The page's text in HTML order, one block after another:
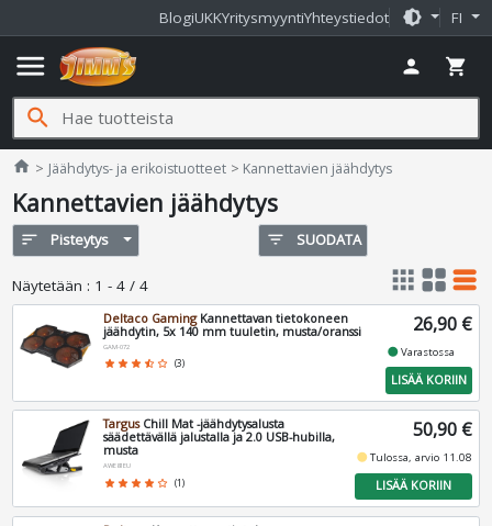
BlogiUKKYritysmyyntiYhteystiedot brightness_medium FI
menu person shopping_cart
search
home Jimms.fi
Jäähdytys- ja erikoistuotteet Kannettavien jäähdytys
Kannettavien jäähdytys
sort Pisteytys filter_list SUODATA
Näytetään : 1 - 4 / 4 apps grid_view table_rows
Deltaco GamingKannettavan tietokoneen
jäähdytin, 5x 140 mm tuuletin, musta/oranssi
GAM-072
star star star star_half star_border (3)
26,90 €
fiber_manual_recordVarastossa
LISÄÄ KORIIN
TargusChill Mat -jäähdytysalusta
säädettävällä jalustalla ja 2.0 USB-hubilla,
musta
AWE81EU
star star star star star_border (1)
50,90 €
fiber_manual_recordTulossa, arvio 11.08
LISÄÄ KORIIN